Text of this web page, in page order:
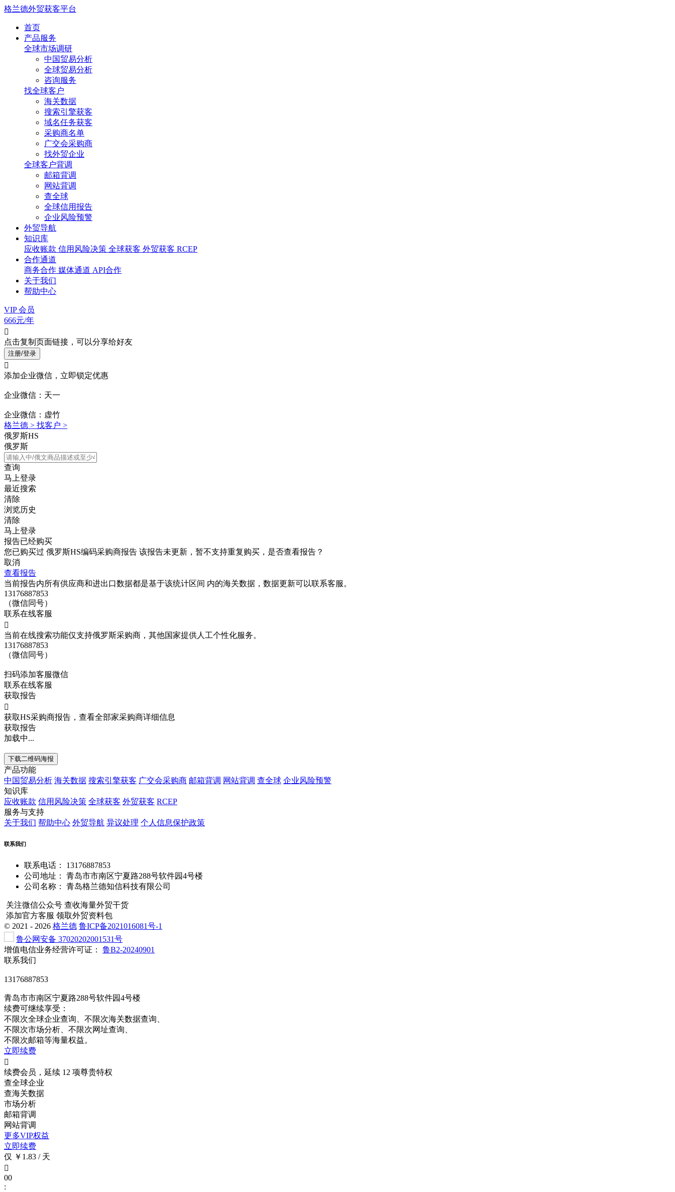
格兰德外贸获客平台
首页
产品服务
全球市场调研
中国贸易分析
全球贸易分析
咨询服务
找全球客户
海关数据
搜索引擎获客
域名任务获客
采购商名单
广交会采购商
找外贸企业
全球客户背调
邮箱背调
网站背调
查全球
全球信用报告
企业风险预警
外贸导航
知识库
应收账款 信用风险决策 全球获客 外贸获客 RCEP
合作通道
商务合作 媒体通道 API合作
关于我们
帮助中心
VIP 会员
666元/年

点击复制页面链接，可以分享给好友
注册/登录

添加企业微信，立即锁定优惠
企业微信：天一
企业微信：虚竹
格兰德 > 找客户 >
俄罗斯HS
俄罗斯
查询
马上登录
最近搜索
清除
浏览历史
清除
马上登录
报告已经购买
您已购买过 俄罗斯HS编码采购商报告 该报告未更新，暂不支持重复购买，是否查看报告？
取消
查看报告
当前报告内所有供应商和进出口数据都是基于该统计区间 内的海关数据，数据更新可以联系客服。
13176887853
（微信同号）
联系在线客服

当前在线搜索功能仅支持俄罗斯采购商，其他国家提供人工个性化服务。
13176887853
（微信同号）
扫码添加客服微信
联系在线客服
获取报告

获取HS采购商报告，查看全部家采购商详细信息
获取报告
加载中...
下载二维码海报
产品功能
中国贸易分析 海关数据 搜索引擎获客 广交会采购商 邮箱背调 网站背调 查全球 企业风险预警
知识库
应收账款 信用风险决策 全球获客 外贸获客 RCEP
服务与支持
关于我们 帮助中心 外贸导航 异议处理 个人信息保护政策
联系我们
联系电话：
13176887853
公司地址：
青岛市市南区宁夏路288号软件园4号楼
公司名称：
青岛格兰德知信科技有限公司
关注微信公众号 查收海量外贸干货
添加官方客服 领取外贸资料包
© 2021 - 2026 格兰德 鲁ICP备2021016081号-1
鲁公网安备 37020202001531号
增值电信业务经营许可证：
鲁B2-20240901
联系我们
13176887853
青岛市市南区宁夏路288号软件园4号楼
续费可继续享受：
不限次全球企业查询、 不限次海关数据查询、
不限次市场分析、 不限次网址查询、
不限次邮箱等海量权益。
立即续费

续费会员，延续 12 项尊贵特权
查全球企业
查海关数据
市场分析
邮箱背调
网站背调
更多VIP权益
立即续费
仅 ￥1.83 / 天

00
: